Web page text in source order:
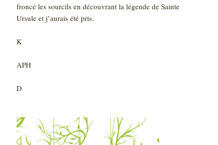
froncé les sourcils en découvrant la légende de Sainte
Ursule et j’aurais été pris.
K
APH
D